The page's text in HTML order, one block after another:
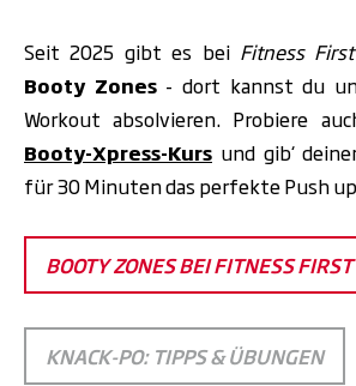
Seit2025 gibt es bei Fitness First
Booty Zones- dort kannst du
Workout absolvieren. Probiere
Booty-Xpress-Kurs und gib‘
für 30 Minuten das perfekte Push
BOOTY ZONES BEI FITNESS FIRST
KNACK-PO: TIPPS & ÜBUNGEN